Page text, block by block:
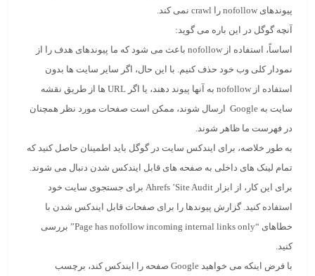
پیوندهای nofollow را crawl نمی کند.
آنچه گوگل در این باره می گوید:
اساساً، استفاده از nofollow باعث می شود که ما پیوندهای هدف را از
نمودار کلی وب خود حذف کنیم. با این حال، اگر سایر سایت ها بدون
استفاده از nofollow به آنها پیوند دهند، یا اگر URL ها از طریق نقشه
سایت به Google ارسال شوند، ممکن است صفحات مورد نظر همچنان
در فهرست ما ظاهر شوند.
به طور خلاصه، برای ایندکس سایت در گوگل باید اطمینان حاصل کنید که
تمام لینک های داخلی به صفحه های قابل ایندکس شدن دنبال می شوند.
برای این کار، از ابزار Ahrefs ’Site Audit برای جستجوی سایت خود
استفاده کنید. گزارش پیوندها را برای صفحات قابل ایندکس شدن با
خطاهای “Page has nofollow incoming internal links only” بررسی
کنید.
با فرض اینکه می خواهید Google صفحه را ایندکس کند، برچسب